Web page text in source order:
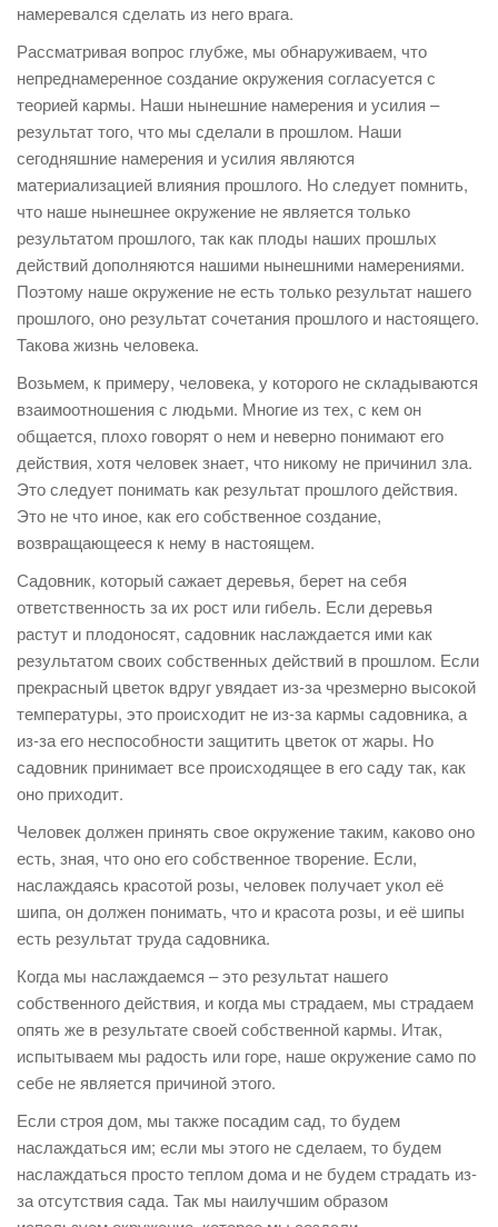
намеревался сделать из него врага.
Рассматривая вопрос глубже, мы обнаруживаем, что
непреднамеренное создание окружения согласуется с
теорией кармы. Наши нынешние намерения и усилия –
результат того, что мы сделали в прошлом. Наши
сегодняшние намерения и усилия являются
материализацией влияния прошлого. Но следует помнить,
что наше нынешнее окружение не является только
результатом прошлого, так как плоды наших прошлых
действий дополняются нашими нынешними намерениями.
Поэтому наше окружение не есть только результат нашего
прошлого, оно результат сочетания прошлого и настоящего.
Такова жизнь человека.
Возьмем, к примеру, человека, у которого не складываются
взаимоотношения с людьми. Многие из тех, с кем он
общается, плохо говорят о нем и неверно понимают его
действия, хотя человек знает, что никому не причинил зла.
Это следует понимать как результат прошлого действия.
Это не что иное, как его собственное создание,
возвращающееся к нему в настоящем.
Садовник, который сажает деревья, берет на себя
ответственность за их рост или гибель. Если деревья
растут и плодоносят, садовник наслаждается ими как
результатом своих собственных действий в прошлом. Если
прекрасный цветок вдруг увядает из-за чрезмерно высокой
температуры, это происходит не из-за кармы садовника, а
из-за его неспособности защитить цветок от жары. Но
садовник принимает все происходящее в его саду так, как
оно приходит.
Человек должен принять свое окружение таким, каково оно
есть, зная, что оно его собственное творение. Если,
наслаждаясь красотой розы, человек получает укол её
шипа, он должен понимать, что и красота розы, и её шипы
есть результат труда садовника.
Когда мы наслаждаемся – это результат нашего
собственного действия, и когда мы страдаем, мы страдаем
опять же в результате своей собственной кармы. Итак,
испытываем мы радость или горе, наше окружение само по
себе не является причиной этого.
Если строя дом, мы также посадим сад, то будем
наслаждаться им; если мы этого не сделаем, то будем
наслаждаться просто теплом дома и не будем страдать из-
за отсутствия сада. Так мы наилучшим образом